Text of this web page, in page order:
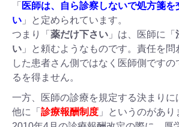
「 医師は、自ら診察しないで処方箋
い 」と定められています。
つまり「 薬だけ下さい 」は、医師に「
い 」と頼むようなものです。責任を
した患者さん側ではなく医師側です
るを得ません。
一方、医師の診療を規定する決まりに
他に「 診療報酬制度 」というのがあり